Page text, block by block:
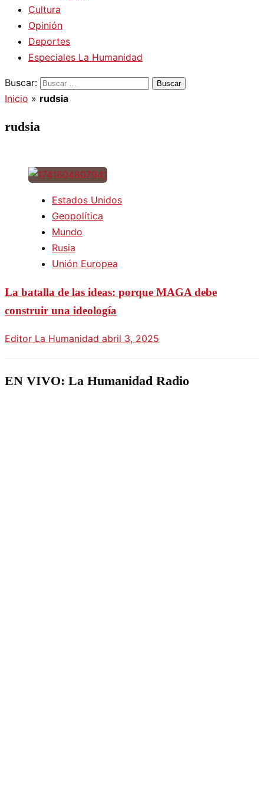
Cultura
Opinión
Deportes
Especiales La Humanidad
Buscar:
Inicio » rudsia
rudsia
Estados Unidos
Geopolítica
Mundo
Rusia
Unión Europea
La batalla de las ideas: porque MAGA debe
construir una ideología
Editor La Humanidad abril 3, 2025
EN VIVO: La Humanidad Radio